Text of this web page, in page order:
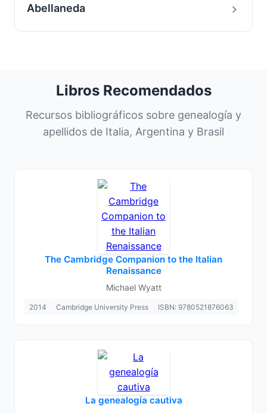
Abellaneda
Libros Recomendados
Recursos bibliográficos sobre genealogía y
apellidos de Italia, Argentina y Brasil
The Cambridge Companion to the Italian
Renaissance
Michael Wyatt
2014 Cambridge University Press ISBN: 9780521876063
La genealogía cautiva